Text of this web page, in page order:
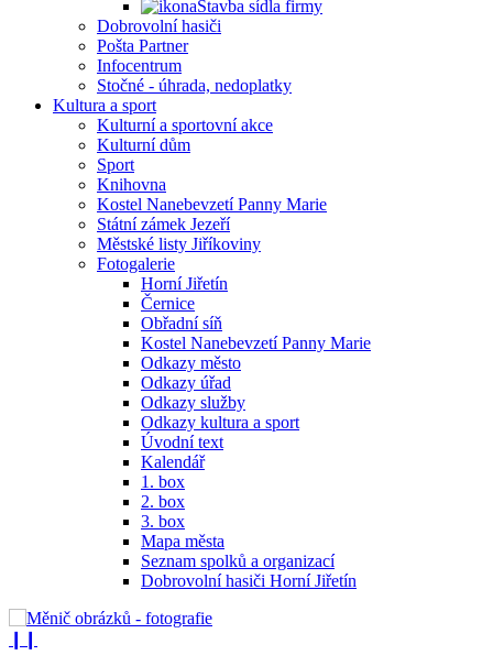
Stavba sídla firmy
Dobrovolní hasiči
Pošta Partner
Infocentrum
Stočné - úhrada, nedoplatky
Kultura a sport
Kulturní a sportovní akce
Kulturní dům
Sport
Knihovna
Kostel Nanebevzetí Panny Marie
Státní zámek Jezeří
Městské listy Jiříkoviny
Fotogalerie
Horní Jiřetín
Černice
Obřadní síň
Kostel Nanebevzetí Panny Marie
Odkazy město
Odkazy úřad
Odkazy služby
Odkazy kultura a sport
Úvodní text
Kalendář
1. box
2. box
3. box
Mapa města
Seznam spolků a organizací
Dobrovolní hasiči Horní Jiřetín